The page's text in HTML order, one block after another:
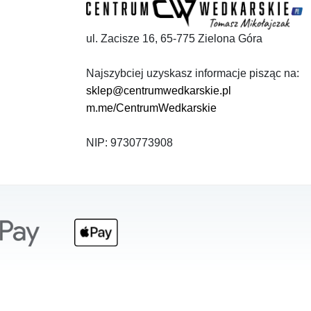
ul. Zacisze 16, 65-775 Zielona Góra
Najszybciej uzyskasz informacje pisząc na:
sklep@centrumwedkarskie.pl
m.me/CentrumWedkarskie
NIP: 9730773908